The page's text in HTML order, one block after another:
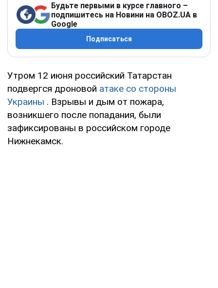
Будьте первыми в курсе главного –
подпишитесь на Новини на OBOZ.UA в
Google
Подписаться
Утром 12 июня российский Татарстан
подвергся дроновой атаке со стороны
Украины . Взрывы и дым от пожара,
возникшего после попадания, были
зафиксированы в российском городе
Нижнекамск.